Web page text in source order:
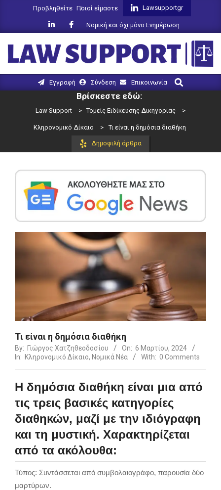
Προβληθείτε Ποιοί είμαστε Lawsupportgr
Νομική και όχι μόνο Ενημέρωση
LAW
SUPPORT
Navigation
Εγγραφή Σύνδεση Επικοινωνία
Search
Βρίσκεστε εδώ:
Law Support > Τομείς Ειδίκευσης Δικηγορίας >
Κληρονομικό Δίκαιο > Τι είναι η δημόσια διαθήκη
Δημοφιλή άρθρα
Τι είναι η δημόσια διαθήκη
By: Γιώργος Χατζηθεοδοσίου On: 6 Μαρτίου, 2024
In: Κληρονομικό Δίκαιο, Νομικά Νέα With: 0 Comments
Η δημόσια διαθήκη είναι μια από
τις τρεις βασικές κατηγορίες
διαθηκών, μαζί με την ιδιόγραφη
και τη μυστική. Χαρακτηρίζεται
από τα ακόλουθα:
Τύπος: Συντάσσεται από συμβολαιογράφο, παρουσία δύο
μαρτύρων.